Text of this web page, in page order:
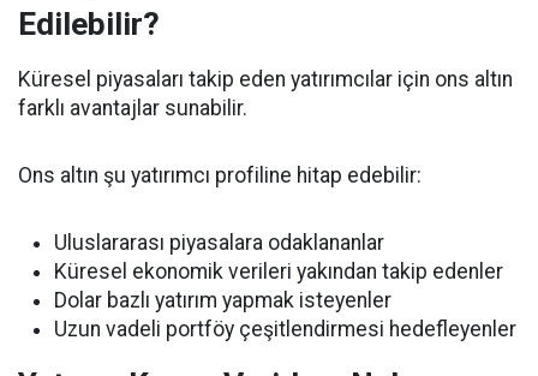
Edilebilir?
Küresel piyasaları takip eden yatırımcılar için ons altın
farklı avantajlar sunabilir.
Ons altın şu yatırımcı profiline hitap edebilir:
Uluslararası piyasalara odaklananlar
Küresel ekonomik verileri yakından takip edenler
Dolar bazlı yatırım yapmak isteyenler
Uzun vadeli portföy çeşitlendirmesi hedefleyenler